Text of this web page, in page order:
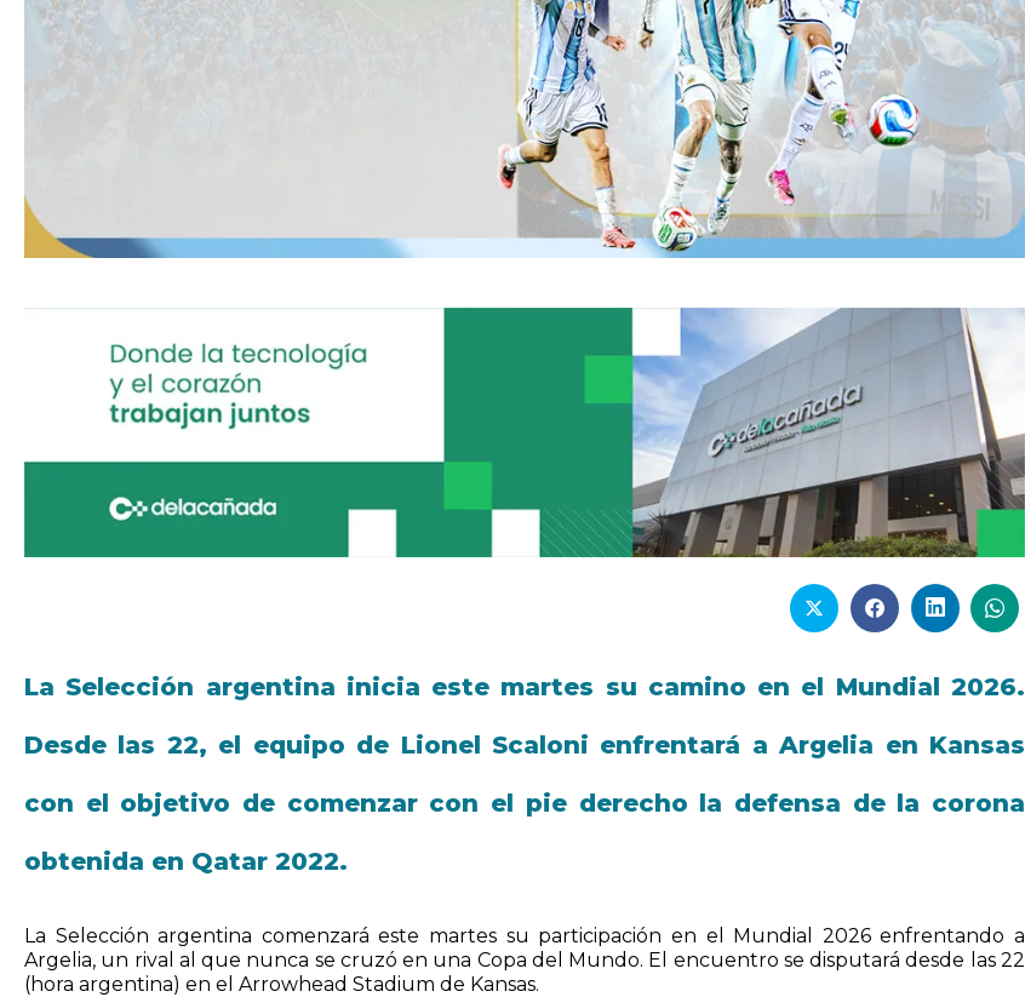
La Selección argentina inicia este martes su camino en el Mundial 2026.
Desde las 22, el equipo de Lionel Scaloni enfrentará a Argelia en Kansas
con el objetivo de comenzar con el pie derecho la defensa de la corona
obtenida en Qatar 2022.
La Selección argentina comenzará este martes su participación en el Mundial 2026 enfrentando a
Argelia, un rival al que nunca se cruzó en una Copa del Mundo. El encuentro se disputará desde las 22
(hora argentina) en el Arrowhead Stadium de Kansas.